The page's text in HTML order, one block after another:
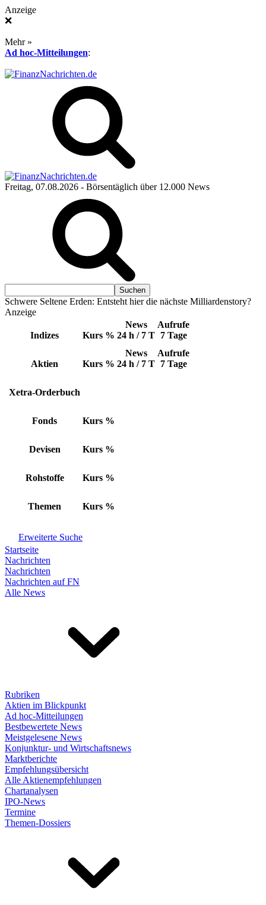
Anzeige
❌
Mehr »
Ad hoc-Mitteilungen:
Freitag, 07.08.2026 - Börsentäglich über 12.000 News
Schwere Seltene Erden: Entsteht hier die nächste Milliardenstory?
Anzeige
Indizes Kurs %
News
24 h / 7 T
Aufrufe
7 Tage
Aktien Kurs %
News
24 h / 7 T
Aufrufe
7 Tage
Xetra-Orderbuch
Fonds Kurs %
Devisen Kurs %
Rohstoffe Kurs %
Themen Kurs %
Erweiterte Suche
Startseite
Nachrichten
Nachrichten
Nachrichten auf FN
Alle News
Rubriken
Aktien im Blickpunkt
Ad hoc-Mitteilungen
Bestbewertete News
Meistgelesene News
Konjunktur- und Wirtschaftsnews
Marktberichte
Empfehlungsübersicht
Alle Aktienempfehlungen
Chartanalysen
IPO-News
Termine
Themen-Dossiers